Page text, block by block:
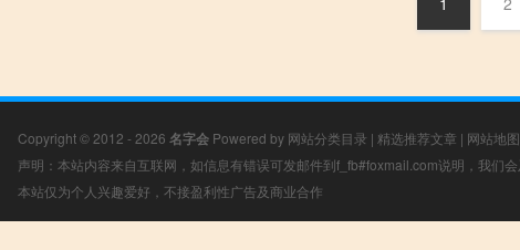
Copyright © 2012 - 2026 名字会 Powered by 网站分类目录 | 精选推荐文章 | 网站地图
声明：本站内容来自互联网，如信息有错误可发邮件到f_fb#foxmail.com说明，我们
本站仅为个人兴趣爱好，不接盈利性广告及商业合作